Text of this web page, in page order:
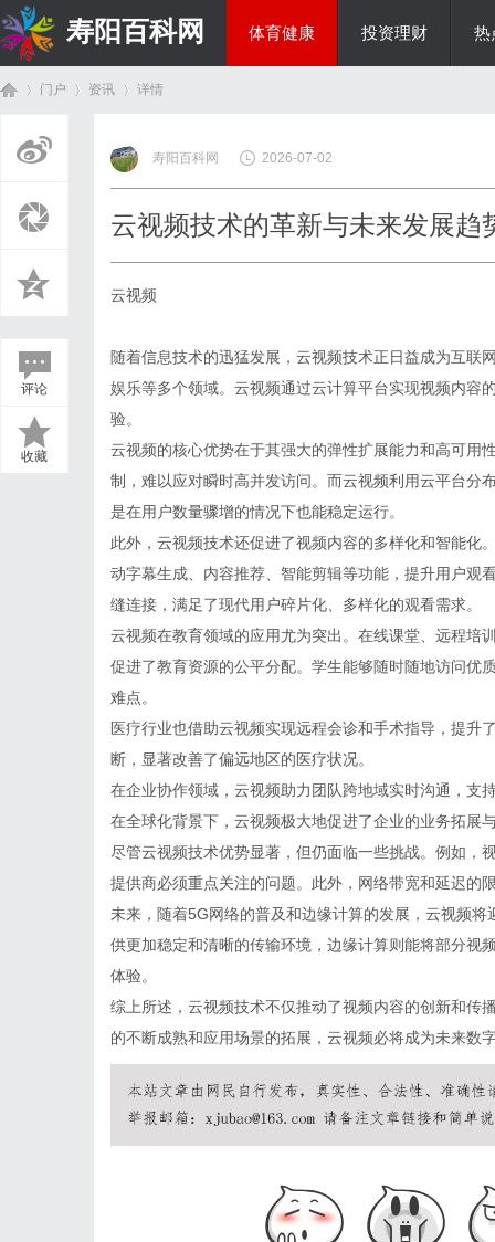
寿阳百科网 体育健康 投资理财 热
门户 资讯
›
详情
评论
收藏
寿阳百科网 2026-07-02
云视频技术的革新与未来发展趋
云视频
随着信息技术的迅猛发展，云视频技术正日益成为互联
娱乐等多个领域。云视频通过云计算平台实现视频内容
验。
云视频的核心优势在于其强大的弹性扩展能力和高可用
制，难以应对瞬时高并发访问。而云视频利用云平台分
是在用户数量骤增的情况下也能稳定运行。
此外，云视频技术还促进了视频内容的多样化和智能化
动字幕生成、内容推荐、智能剪辑等功能，提升用户观
缝连接，满足了现代用户碎片化、多样化的观看需求。
云视频在教育领域的应用尤为突出。在线课堂、远程培
促进了教育资源的公平分配。学生能够随时随地访问优
难点。
医疗行业也借助云视频实现远程会诊和手术指导，提升
断，显著改善了偏远地区的医疗状况。
在企业协作领域，云视频助力团队跨地域实时沟通，支
在全球化背景下，云视频极大地促进了企业的业务拓展
尽管云视频技术优势显著，但仍面临一些挑战。例如，
提供商必须重点关注的问题。此外，网络带宽和延迟的
未来，随着5G网络的普及和边缘计算的发展，云视频
供更加稳定和清晰的传输环境，边缘计算则能将部分视
体验。
综上所述，云视频技术不仅推动了视频内容的创新和传
的不断成熟和应用场景的拓展，云视频必将成为未来数